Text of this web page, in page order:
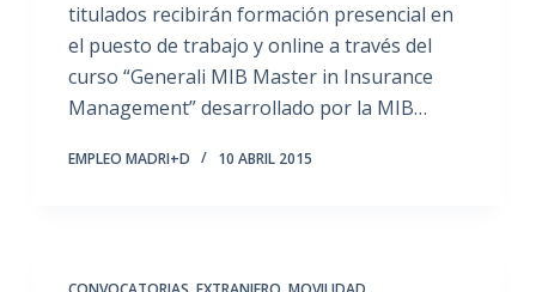
titulados recibirán formación presencial en
el puesto de trabajo y online a través del
curso “Generali MIB Master in Insurance
Management” desarrollado por la MIB…
EMPLEO MADRI+D 10 ABRIL 2015